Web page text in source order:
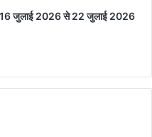
जुलाई 2026 से 22 जुलाई 2026